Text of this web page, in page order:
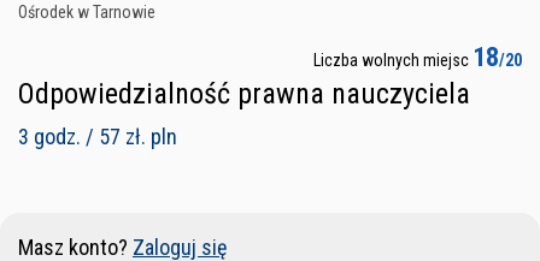
Ośrodek w Tarnowie
Liczba wolnych miejsc 18/20
Odpowiedzialność prawna nauczyciela
3 godz. / 57 zł. pln
Masz konto? Zaloguj się